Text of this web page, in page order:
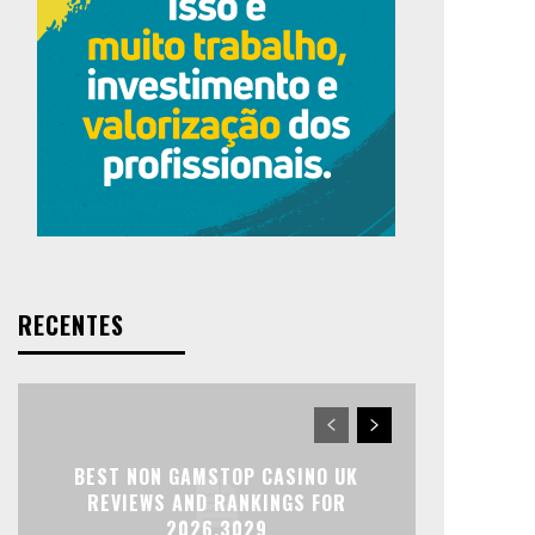
RECENTES
BEST NON GAMSTOP CASINO UK
REVIEWS AND RANKINGS FOR